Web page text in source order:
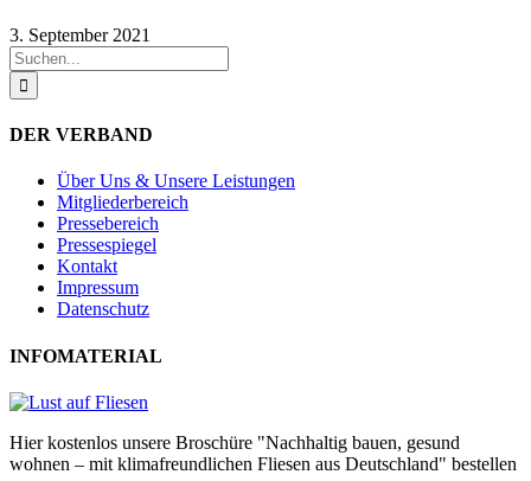
3. September 2021
Suche
nach:
DER VERBAND
Über Uns & Unsere Leistungen
Mitgliederbereich
Pressebereich
Pressespiegel
Kontakt
Impressum
Datenschutz
INFOMATERIAL
Hier kostenlos unsere Broschüre "Nachhaltig bauen, gesund
wohnen – mit klimafreundlichen Fliesen aus Deutschland" bestellen